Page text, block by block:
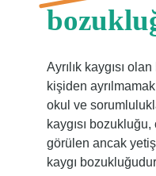
Ayrılık kaygısı
kişiden
okul ve
kaygısı
görülen ancak
kaygı